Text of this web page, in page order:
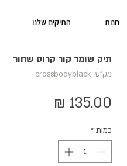
חנות התיקים שלנו
תיק שומר קור קרוס שחור
מק"ט: crossbodyblack
כמות *